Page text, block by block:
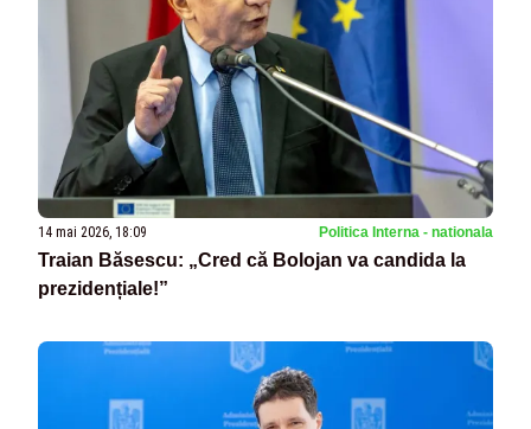
14 mai 2026, 18:09 Politica Interna - nationala
Traian Băsescu: „Cred că Bolojan va candida la
prezidențiale!”